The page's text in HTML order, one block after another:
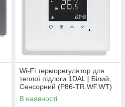
Wi-Fi терморегулятор для
теплої підлоги 1DAL | Білий,
Сенсорний (P86-TR.WF.WT)
В наявності